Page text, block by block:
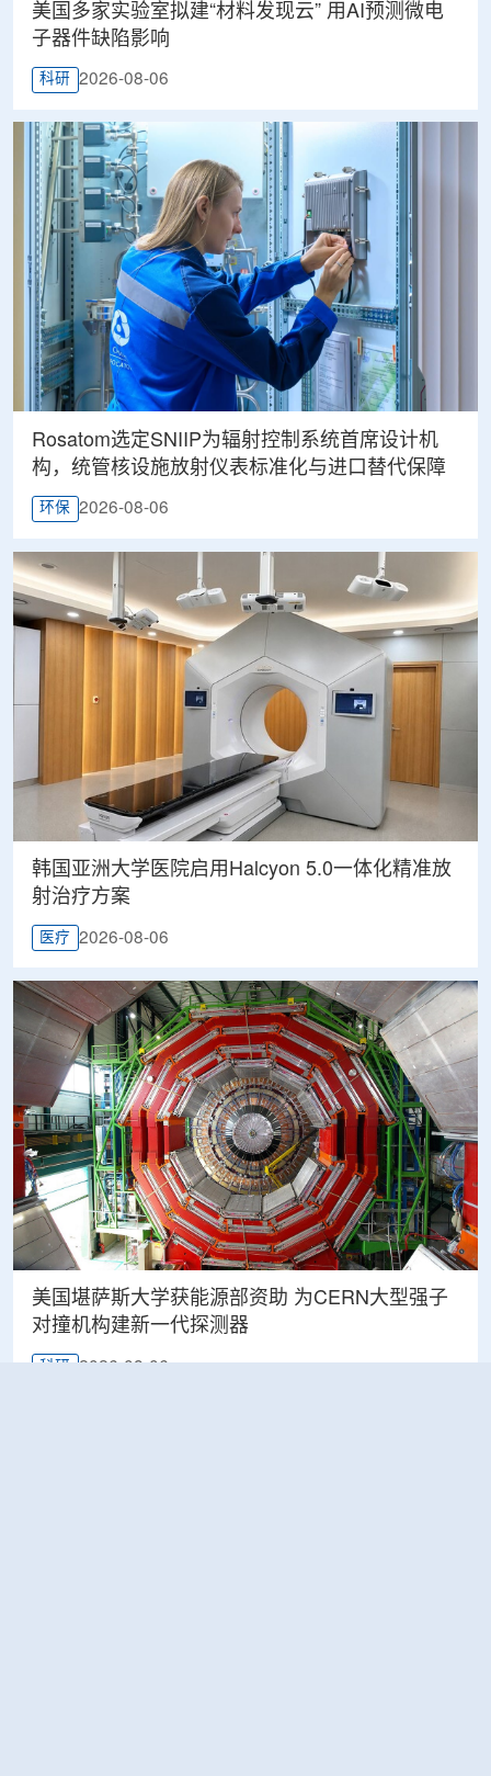
美国多家实验室拟建“材料发现云” 用AI预测微电
子器件缺陷影响
科研 2026-08-06
Rosatom选定SNIIP为辐射控制系统首席设计机
构，统管核设施放射仪表标准化与进口替代保障
环保 2026-08-06
韩国亚洲大学医院启用Halcyon 5.0一体化精准放
射治疗方案
医疗 2026-08-06
美国堪萨斯大学获能源部资助 为CERN大型强子
对撞机构建新一代探测器
科研 2026-08-06